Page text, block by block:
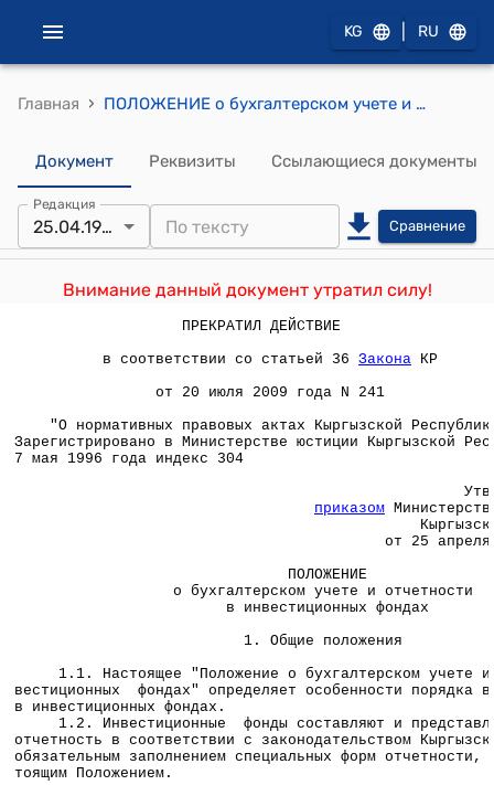
KG RU
Главная › ПОЛОЖЕНИЕ о бухгалтерском учете и отчетности в инвестиционных фондах (утверждено приказом Минфина КР от 25 апреля 1996 года № 52/п)
Документ Реквизиты Ссылающиеся документы
Редакция
25.04.1996 Сравнение
Внимание данный документ утратил силу!